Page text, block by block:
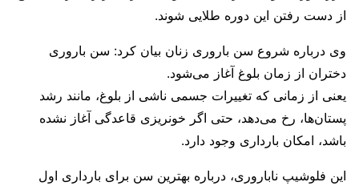
از دست رفتن این دوره طلایی شوند.
وی درباره شروع سن باروری زنان بیان کرد: سن باروری
دختران از زمان بلوغ آغاز می‌شود.
یعنی از زمانی که تغییرات جسمی ناشی از بلوغ، مانند رشد
پستان‌ها، رخ می‌دهد، حتی اگر خونریزی قاعدگی آغاز نشده
باشد، امکان بارداری وجود دارد.
این فلوشیپ ناباروری، درباره بهترین سن برای بارداری اول